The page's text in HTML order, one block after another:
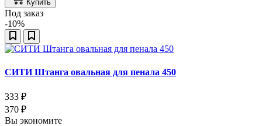
Купить
Под заказ
-10%
СИТИ Штанга овальная для пенала 450
333 ₽
370 ₽
Вы экономите